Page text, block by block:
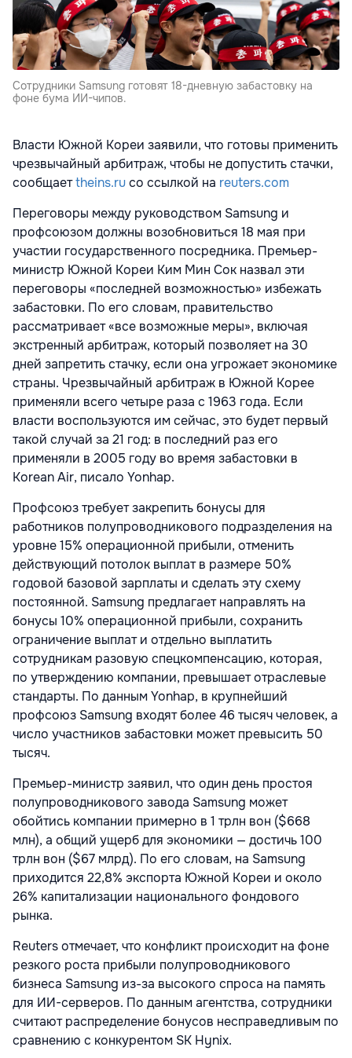
Сотрудники Samsung готовят 18-дневную забастовку на
фоне бума ИИ-чипов.
Власти Южной Кореи заявили, что готовы применить
чрезвычайный арбитраж, чтобы не допустить стачки,
сообщаетtheins.ruсо ссылкой на reuters.com
Переговоры между руководством Samsung и
профсоюзом должны возобновиться 18 мая при
участии государственного посредника. Премьер-
министр Южной Кореи Ким Мин Сок назвал эти
переговоры «последней возможностью» избежать
забастовки. По его словам, правительство
рассматривает «все возможные меры», включая
экстренный арбитраж, который позволяет на 30
дней запретить стачку, если она угрожает экономике
страны. Чрезвычайный арбитраж в Южной Корее
применяли всего четыре раза с 1963 года. Если
власти воспользуются им сейчас, это будет первый
такой случай за 21 год: в последний раз его
применяли в 2005 году во время забастовки в
Korean Air, писало Yonhap.
Профсоюз требует закрепить бонусы для
работников полупроводникового подразделения на
уровне 15% операционной прибыли, отменить
действующий потолок выплат в размере 50%
годовой базовой зарплаты и сделать эту схему
постоянной. Samsung предлагает направлять на
бонусы 10% операционной прибыли, сохранить
ограничение выплат и отдельно выплатить
сотрудникам разовую спецкомпенсацию, которая,
по утверждению компании, превышает отраслевые
стандарты. По данным Yonhap, в крупнейший
профсоюз Samsung входят более 46 тысяч человек, а
число участников забастовки может превысить 50
тысяч.
Премьер-министр заявил, что один день простоя
полупроводникового завода Samsung может
обойтись компании примерно в 1 трлн вон ($668
млн), а общий ущерб для экономики — достичь 100
трлн вон ($67 млрд). По его словам, на Samsung
приходится 22,8% экспорта Южной Кореи и около
26% капитализации национального фондового
рынка.
Reuters отмечает, что конфликт происходит на фоне
резкого роста прибыли полупроводникового
бизнеса Samsung из-за высокого спроса на память
для ИИ-серверов. По данным агентства, сотрудники
считают распределение бонусов несправедливым по
сравнению с конкурентом SK Hynix.